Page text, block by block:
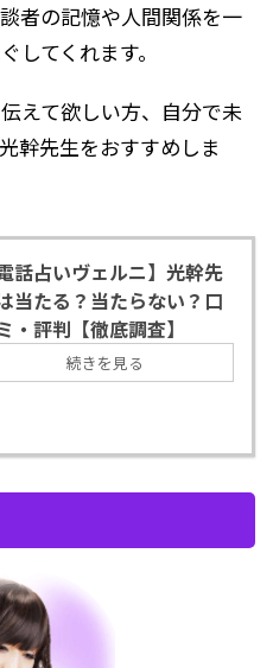
者の記憶や人間関係を一
してくれます。
えて欲しい方、自分で未
幹先生をおすすめしま
電話占いヴェルニ】光幹先
当たる？当たらない？口
・評判【徹底調査】
続きを見る